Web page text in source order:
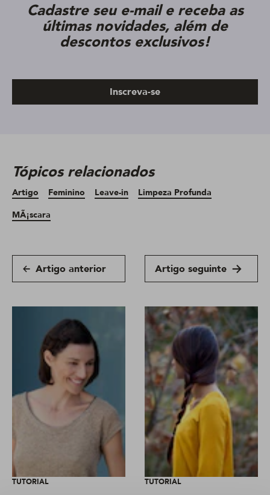
Cadastre seu e-mail e receba as
últimas novidades, além de
descontos exclusivos!
Inscreva-se
Tópicos relacionados
Artigo Feminino Leave-in
Limpeza Profunda
MÃ¡scara
Artigo anterior Artigo seguinte
TUTORIAL TUTORIAL